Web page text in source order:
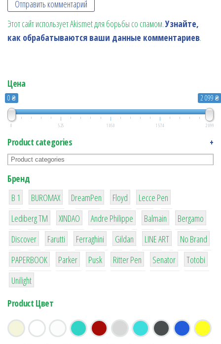
Этот сайт использует Akismet для борьбы со спамом.Узнайте,
как обрабатываются ваши данные комментариев.
Цена
0 ₴ 2 099 ₴
0 525 1 050 1 574 2 099
Product categories +
Бренд
B 1
1
BUROMAX
1
DreamPen
2
Floyd
2
Lecce Pen
3
Lediberg ТМ
3
XINDAO
1
Andre Philippe
4
Balmain
26
Bergamo
64
Discover
299
Farutti
4
Ferraghini
42
Gildan
4
LINE ART
90
No Brand
8
PAPERBOOK
6
Parker
2
Pusk
22
Ritter Pen
15
Senator
43
Totobi
1
Unilight
Product Цвет